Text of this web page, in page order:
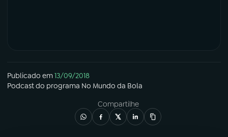
Publicado em13/09/2018
Podcastdo programa No Mundo da Bola
Compartilhe